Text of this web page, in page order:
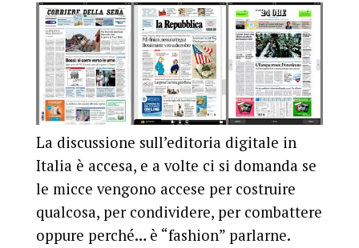
La discussione sull’editoria digitale in
Italia è accesa, e a volte ci si domanda se
le micce vengono accese per costruire
qualcosa, per condividere, per combattere
oppure perché… è “fashion” parlarne.